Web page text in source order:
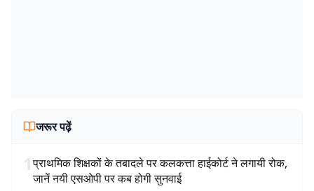
जरूर पढ़ें
1प्राथमिक शिक्षकों के तबादले पर कलकत्ता हाईकोर्ट ने लगायी रोक,
जानें नयी एसओपी पर कब होगी सुनवाई